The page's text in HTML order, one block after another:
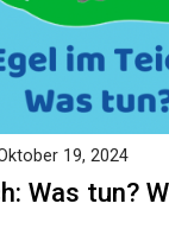
Was tun?
19, 2024